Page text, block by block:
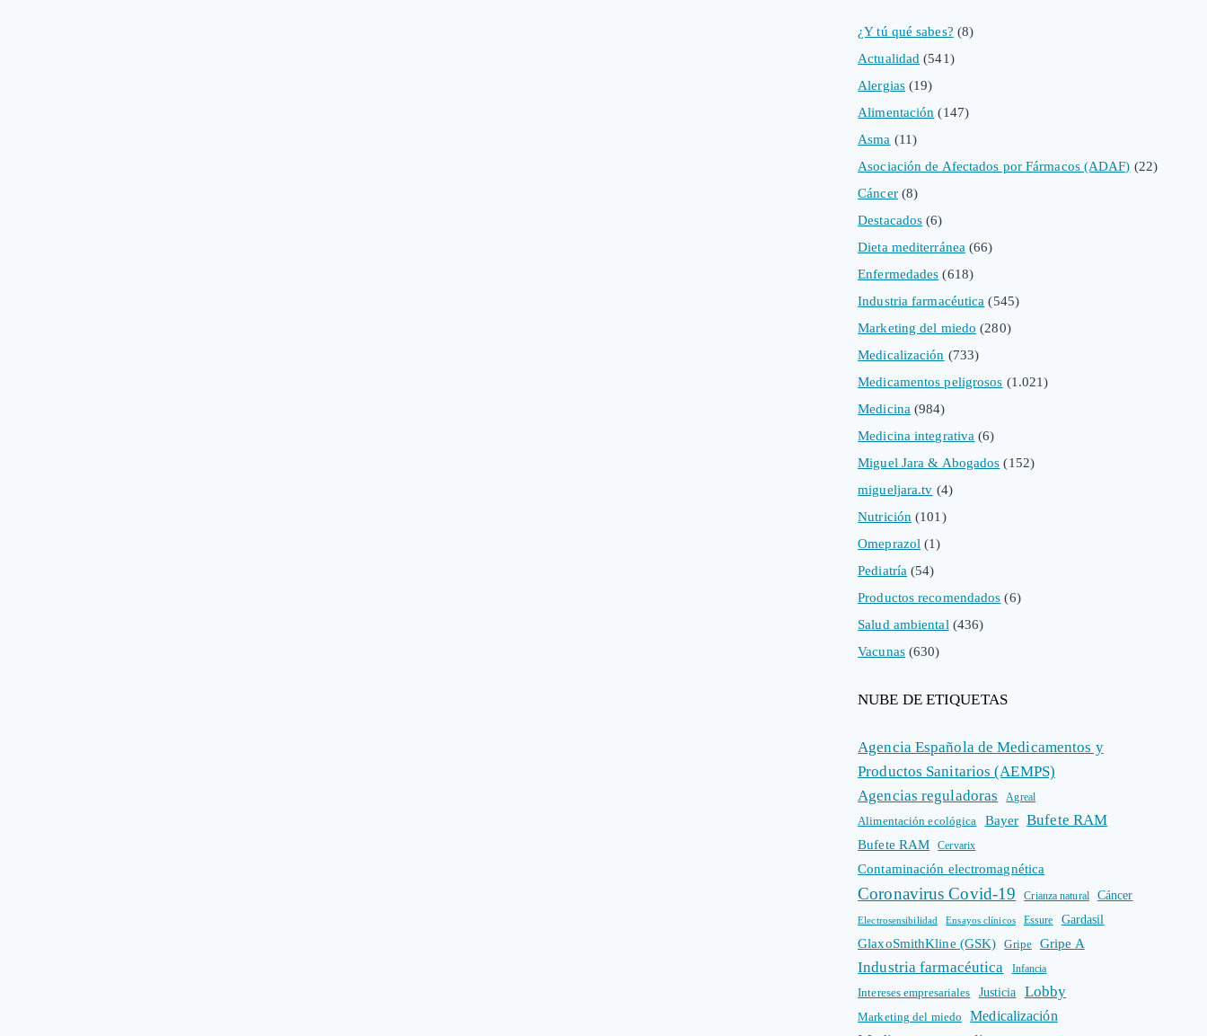
¿Y tú qué sabes? (8)
Actualidad (541)
Alergias(19)
Alimentación (147)
Asma (11)
Asociación de Afectados por Fármacos (ADAF) (22)
Cáncer(8)
Destacados (6)
Dieta mediterránea (66)
Enfermedades (618)
Industria farmacéutica (545)
Marketing del miedo (280)
Medicalización (733)
Medicamentos peligrosos (1.021)
Medicina (984)
Medicina integrativa (6)
Miguel Jara & Abogados (152)
migueljara.tv (4)
Nutrición (101)
Omeprazol (1)
Pediatría (54)
Productos recomendados (6)
Salud ambiental (436)
Vacunas(630)
NUBE DE ETIQUETAS
Agencia Española de Medicamentos y
Productos Sanitarios (AEMPS)
Agencias reguladoras
Agreal
Alimentación ecológica Bayer Bufete RAM
Bufete RAM Cervarix
Contaminación electromagnética
Coronavirus Covid-19 Crianza natural Cáncer
Electrosensibilidad Ensayos clínicos Essure Gardasil
GlaxoSmithKline (GSK) Gripe Gripe A
Industria farmacéutica Infancia
Intereses empresariales Justicia Lobby
Marketing del miedo Medicalización